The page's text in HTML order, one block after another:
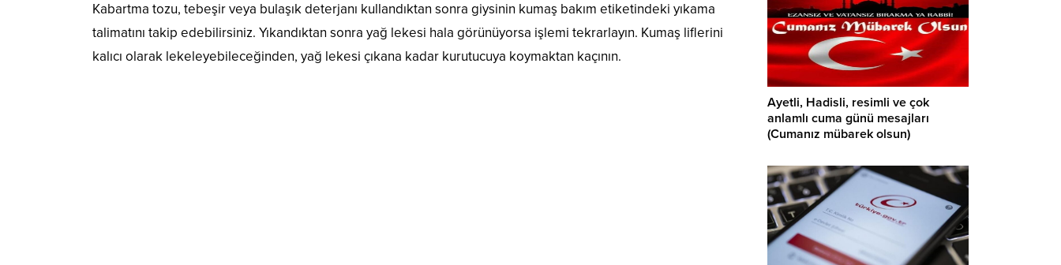
Kabartma tozu, tebeşir veya bulaşık deterjanı kullandıktan sonra giysinin kumaş bakım etiketindeki yıkama
talimatını takip edebilirsiniz. Yıkandıktan sonra yağ lekesi hala görünüyorsa işlemi tekrarlayın. Kumaş liflerini
kalıcı olarak lekeleyebileceğinden, yağ lekesi çıkana kadar kurutucuya koymaktan kaçının.
Ayetli, Hadisli, resimli ve çok
anlamlı cuma günü mesajları
(Cumanız mübarek olsun)